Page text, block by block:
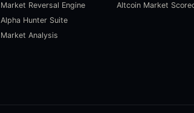
Market Reversal Engine
Alpha Hunter Suite
Market Analysis
Altcoin Market